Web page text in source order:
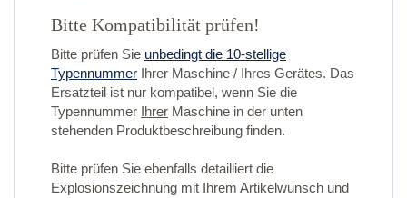
Bitte Kompatibilität prüfen!
Bitte prüfen Sie unbedingt die 10-stellige
Typennummer Ihrer Maschine / Ihres Gerätes. Das
Ersatzteil ist nur kompatibel, wenn Sie die
Typennummer Ihrer Maschine in der unten
stehenden Produktbeschreibung finden.
Bitte prüfen Sie ebenfalls detailliert die
Explosionszeichnung mit Ihrem Artikelwunsch und